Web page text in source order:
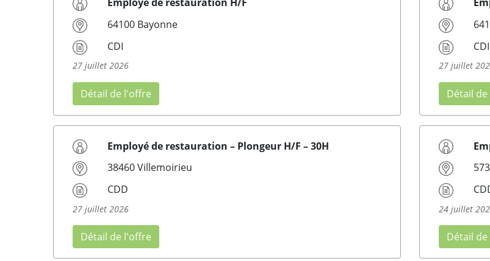
Employé de restauration H/F
64100 Bayonne
CDI
27 juillet 2026
Détail de l'offre
CDI
27 juillet
Détail
Employé de restauration – Plongeur H/F – 30H
38460 Villemoirieu
CDD
27 juillet 2026
Détail de l'offre
24 juillet
Détail